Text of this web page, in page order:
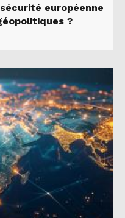
européenne
?